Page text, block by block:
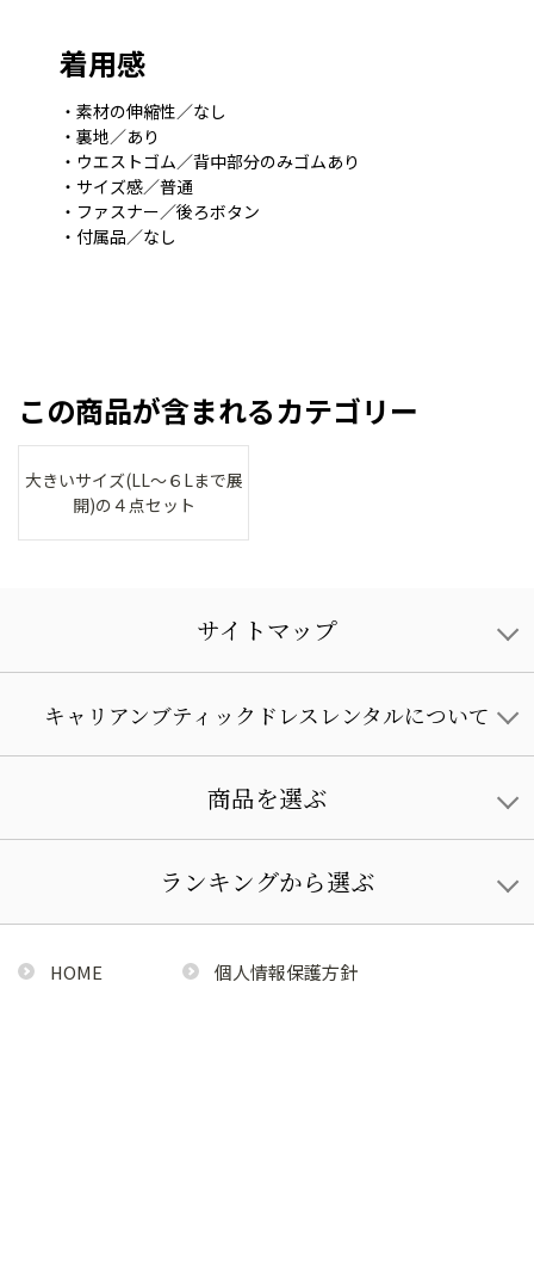
着用感
・素材の伸縮性／なし
・裏地／あり
・ウエストゴム／背中部分のみゴムあり
・サイズ感／普通
・ファスナー／後ろボタン
・付属品／なし
この商品が含まれるカテゴリー
大きいサイズ(LL～６Lまで展
開)の４点セット
サイトマップ
キャリアンブティックドレスレンタルについて
商品を選ぶ
ランキングから選ぶ
HOME 個人情報保護方針